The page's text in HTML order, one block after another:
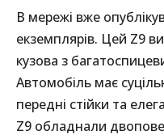
В мережі вже
екземплярів. Цей Z9
кузова з
Автомобіль має
передні стійки та
Z9 обладнали